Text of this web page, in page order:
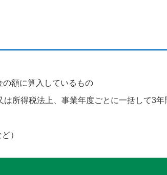
額に算入しているもの
所得税法上、事業年度ごとに一括して3
）